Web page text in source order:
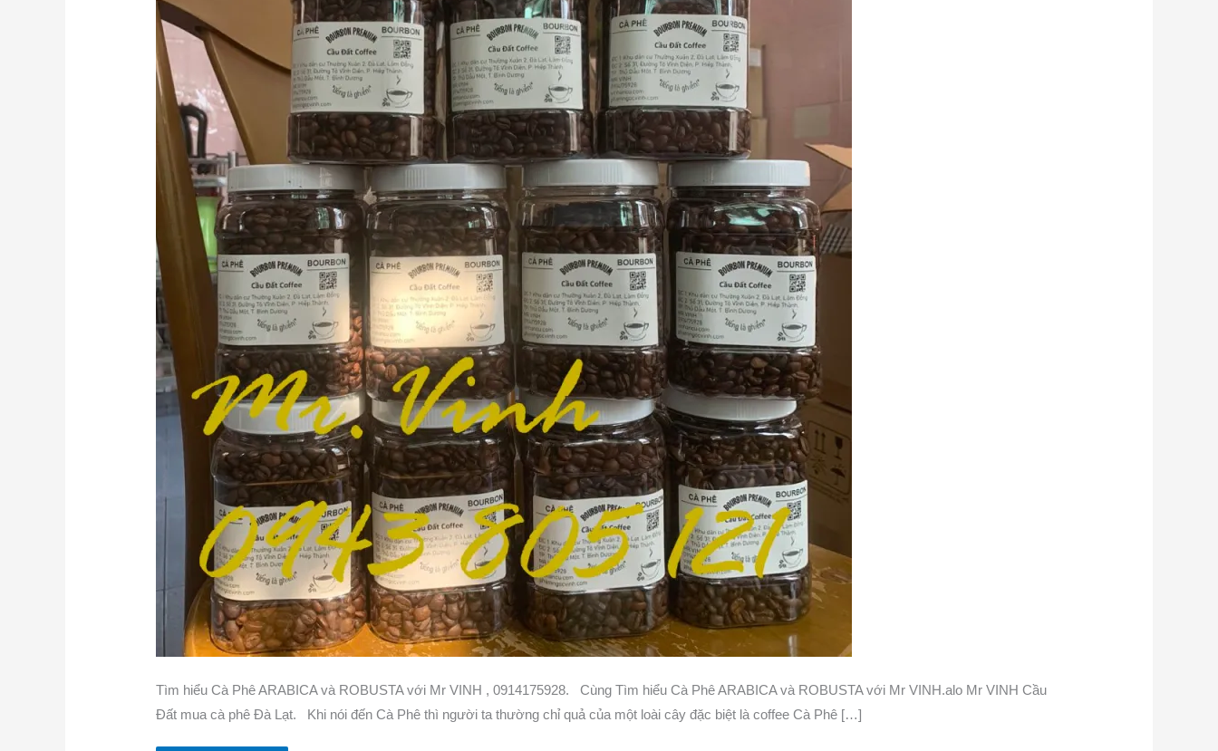
Tìm hiểu Cà Phê ARABICA và ROBUSTA với Mr VINH , 0914175928. Cùng Tìm hiểu Cà Phê ARABICA và ROBUSTA với Mr VINH.alo Mr VINH Cầu
Đất mua cà phê Đà Lạt. Khi nói đến Cà Phê thì người ta thường chỉ quả của một loài cây đặc biệt là coffee Cà Phê […]